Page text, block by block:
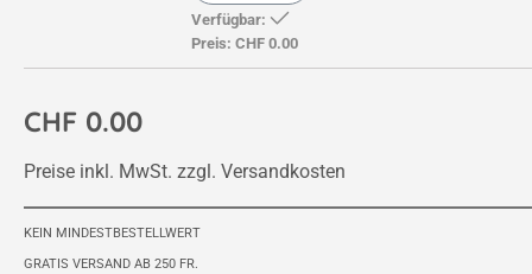
CHF 0.00
Preise inkl. MwSt. zzgl. Versandkosten
Verfügbar:
Preis: CHF 0.00
KEIN MINDESTBESTELLWERT
GRATIS VERSAND AB 250 FR.